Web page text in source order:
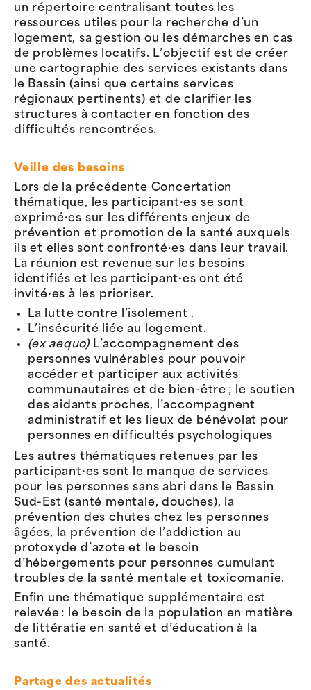
un répertoire centralisant toutes les
ressources utiles pour la recherche d’un
logement, sa gestion ou les démarches en cas
de problèmes locatifs. L’objectif est de créer
une cartographie des services existants dans
le Bassin (ainsi que certains services
régionaux pertinents) et de clarifier les
structures à contacter en fonction des
difficultés rencontrées.
Veille des besoins
Lors de la précédente Concertation
thématique, les participant·es se sont
exprimé·es sur les différents enjeux de
prévention et promotion de la santé auxquels
ils et elles sont confronté·es dans leur travail.
La réunion est revenue sur les besoins
identifiés et les participant·es ont été
invité·es à les prioriser.
La lutte contre l’isolement .
L’insécurité liée au logement.
(ex aequo) L’accompagnement des
personnes vulnérables pour pouvoir
accéder et participer aux activités
communautaires et de bien-être ; le soutien
des aidants proches, l’accompagnent
administratif et les lieux de bénévolat pour
personnes en difficultés psychologiques
Les autres thématiques retenues par les
participant·es sont le manque de services
pour les personnes sans abri dans le Bassin
Sud-Est (santé mentale, douches), la
prévention des chutes chez les personnes
âgées, la prévention de l’addiction au
protoxyde d’azote et le besoin
d’hébergements pour personnes cumulant
troubles de la santé mentale et toxicomanie.
Enfin une thématique supplémentaire est
relevée : le besoin de la population en matière
de littératie en santé et d’éducation à la
santé.
Partage des actualités